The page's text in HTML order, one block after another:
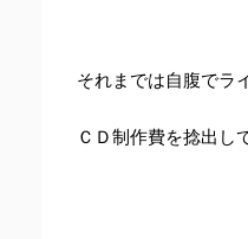
それまでは自腹でラ
ＣＤ制作費を捻出し